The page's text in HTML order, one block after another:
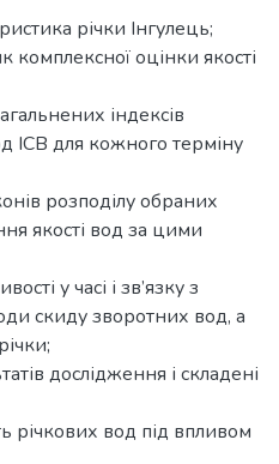
річки Інгулець;
оцінки якості
індексів
ІСВ для кожного терміну
розподілу обраних
якості вод за цими
у часі і зв’язку з
скиду зворотних вод, а
дослідження і складені
річкових вод під впливом